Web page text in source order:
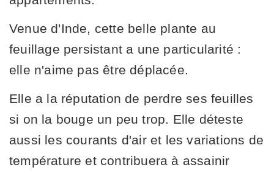
Venue d'Inde, cette belle plante au
feuillage persistant a une particularité :
elle n'aime pas être déplacée.
Elle a la réputation de perdre ses feuilles
si on la bouge un peu trop. Elle déteste
aussi les courants d'air et les variations de
température et contribuera à assainir